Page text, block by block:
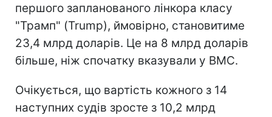
першого запланованого лінкора класу
"Трамп" (Trump), ймовірно, становитиме
23,4 млрд доларів. Це на 8 млрд доларів
більше, ніж спочатку вказували у ВМС.
Очікується, що вартість кожного з 14
наступних судів зросте з 10,2 млрд